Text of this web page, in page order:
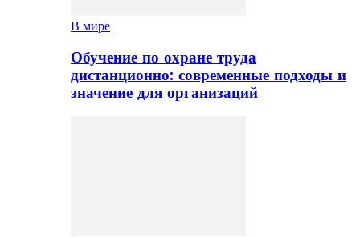
В мире
Обучение по охране труда
дистанционно: современные подходы и
значение для организаций